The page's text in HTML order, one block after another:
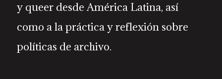
y queer desde América Latina, así
como a la práctica y reflexión sobre
políticas de archivo.